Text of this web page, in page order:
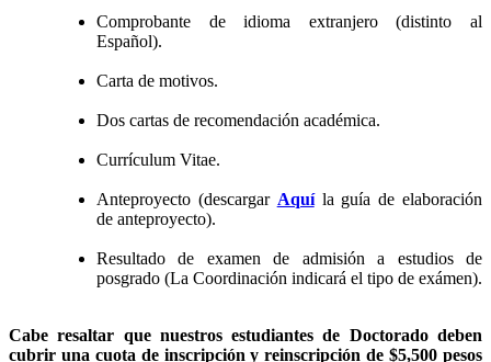
Comprobante de idioma extranjero (distinto al
Español).
Carta de motivos.
Dos cartas de recomendación académica.
Currículum Vitae.
Anteproyecto (descargar Aquíla guía de elaboración
de anteproyecto).
Resultado de examen de admisión a estudios de
posgrado (La Coordinación indicará el tipo de exámen).
Cabe resaltar que nuestros estudiantes de Doctorado deben
cubrir una cuota de inscripción y reinscripción de $5,500 pesos